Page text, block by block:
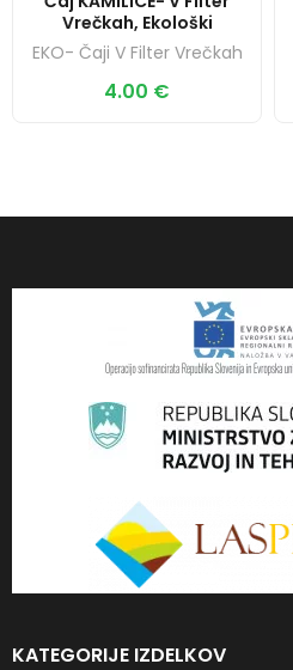
Vrečkah, Ekološki
EKO- Čaji V Filter Vrečkah
4.00 €
KATEGORIJE IZDELKOV